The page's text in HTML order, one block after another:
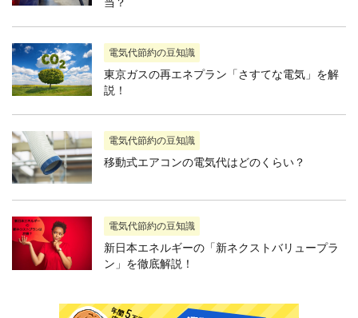
電気代節約の豆知識
東京ガスの再エネプラン「さすてな電気」を解
説！
電気代節約の豆知識
移動式エアコンの電気代はどのくらい？
電気代節約の豆知識
新日本エネルギーの「新ネクストバリュープラ
ン」を徹底解説！